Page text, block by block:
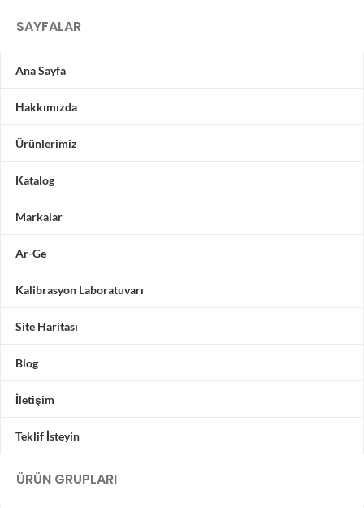
SAYFALAR
Ana Sayfa
Hakkımızda
Ürünlerimiz
Katalog
Markalar
Ar-Ge
Kalibrasyon Laboratuvarı
Site Haritası
Blog
İletişim
Teklif İsteyin
ÜRÜN GRUPLARI